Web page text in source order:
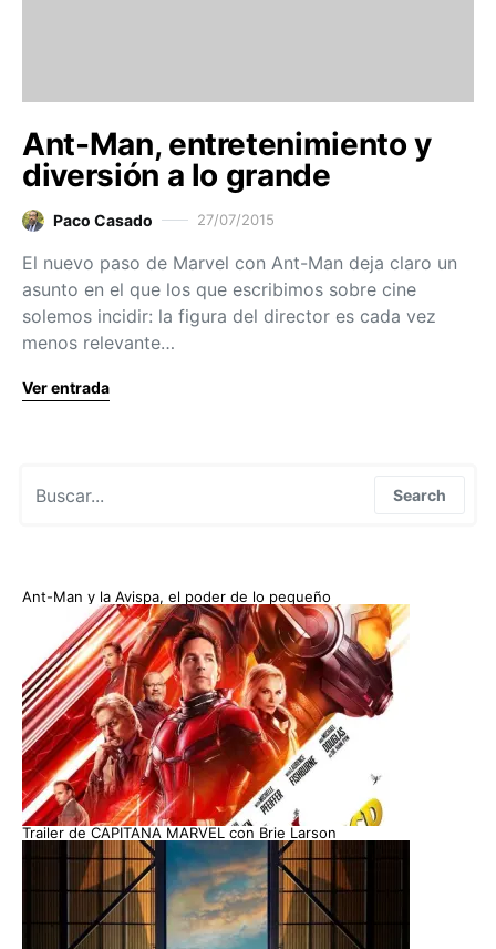
Ant-Man, entretenimiento y
diversión a lo grande
Paco Casado 27/07/2015
El nuevo paso de Marvel con Ant-Man deja claro un
asunto en el que los que escribimos sobre cine
solemos incidir: la figura del director es cada vez
menos relevante…
Ver entrada
Search
Ant-Man y la Avispa, el poder de lo pequeño
Trailer de CAPITANA MARVEL con Brie Larson